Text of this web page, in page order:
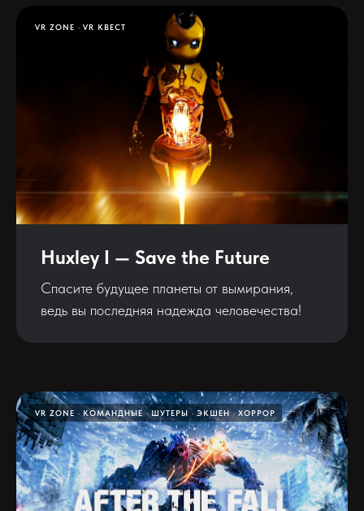
VR ZONE VR КВЕСТ
Huxley I — Save the Future
Спасите будущее планеты от вымирания,
ведь вы последняя надежда человечества!
VR ZONE КОМАНДНЫЕ ШУТЕРЫ ЭКШЕН ХОРРОР